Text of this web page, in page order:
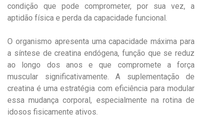
condição que pode comprometer, por sua vez, a
aptidão física e perda da capacidade funcional.
O organismo apresenta uma capacidade máxima para
a síntese de creatina endógena, função que se reduz
ao longo dos anos e que compromete a força
muscular significativamente. A suplementação de
creatina é uma estratégia com eficiência para modular
essa mudança corporal, especialmente na rotina de
idosos fisicamente ativos.